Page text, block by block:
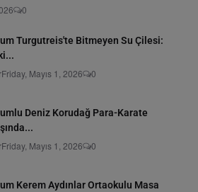
0
Turgutreis'te Bitmeyen Su Çilesi:
Friday, Mayıs 1, 2026 0
Deniz Korudağ Para-Karate
Friday, Mayıs 1, 2026 0
Kerem Aydınlar Ortaokulu Masa